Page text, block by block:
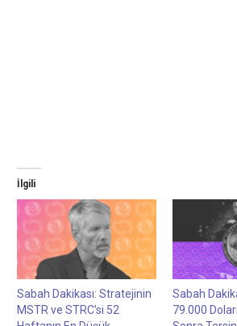
İlgili
Sabah Dakikası: Stratejinin
MSTR ve STRC’si 52
Sabah
79.000